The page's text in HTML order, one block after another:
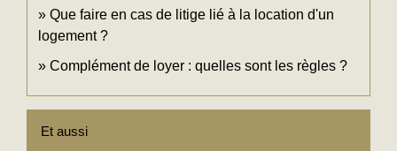
Que faire en cas de litige lié à la location d'un
logement ?
Complément de loyer : quelles sont les règles ?
Et aussi